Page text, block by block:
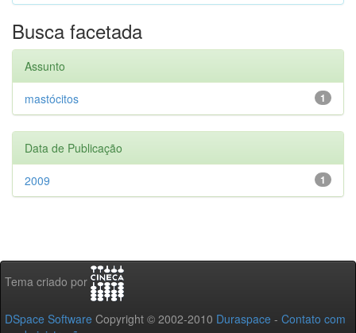
Busca facetada
Assunto
1
mastócitos
Data de Publicação
1
2009
Tema criado por
DSpace Software Copyright © 2002-2010 Duraspace - Contato com